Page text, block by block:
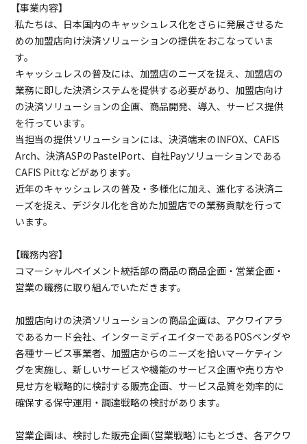
【事業内容】
私たちは、日本国内のキャッシュレス化をさらに発展させるた
めの加盟店向け決済ソリューションの提供をおこなっていま
す。
キャッシュレスの普及には、加盟店のニーズを捉え、加盟店の
業務に即した決済システムを提供する必要があり、加盟店向け
の決済ソリューションの企画、商品開発、導入、サービス提供
を行っています。
当担当の提供ソリューションには、決済端末のINFOX、CAFIS
Arch、決済ASPのPastelPort、自社Payソリューションである
CAFIS Pittなどがあります。
近年のキャッシュレスの普及・多様化に加え、進化する決済ニ
ーズを捉え、デジタル化を含めた加盟店での業務貢献を行って
います。
【職務内容】
コマーシャルペイメント統括部の商品の商品企画・営業企画・
営業の職務に取り組んでいただきます。
加盟店向けの決済ソリューションの商品企画は、アクワイアラ
であるカード会社、インターミディエイターであるPOSベンダや
各種サービス事業者、加盟店からのニーズを拾いマーケティン
グを実施し、新しいサービスや機能のサービス企画や売り方や
見せ方を戦略的に検討する販売企画、サービス品質を効率的に
確保する保守運用・調達戦略の検討があります。
営業企画は、検討した販売企画（営業戦略）にもとづき、各アクワ